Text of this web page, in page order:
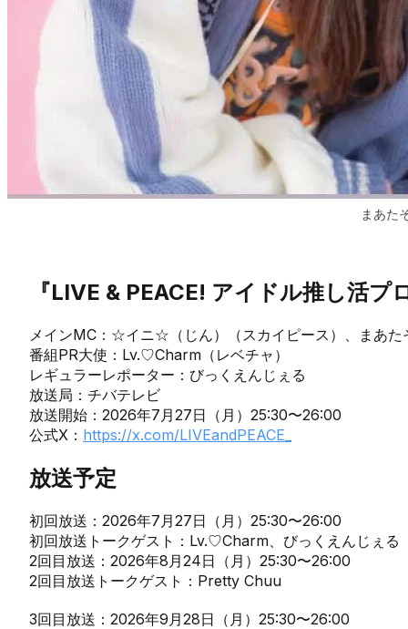
まあた
『LIVE & PEACE! アイドル推し活プ
メインMC：☆イニ☆（じん）（スカイピース）、まあた
番組PR大使：Lv.♡Charm（レベチャ）
レギュラーレポーター：びっくえんじぇる
放送局：チバテレビ
放送開始：2026年7月27日（月）25:30〜26:00
公式X： https://x.com/LIVEandPEACE_
放送予定
初回放送：2026年7月27日（月）25:30〜26:00
初回放送トークゲスト：Lv.♡Charm、びっくえんじぇる
2回目放送：2026年8月24日（月）25:30〜26:00
2回目放送トークゲスト：Pretty Chuu
3回目放送：2026年9月28日（月）25:30〜26:00